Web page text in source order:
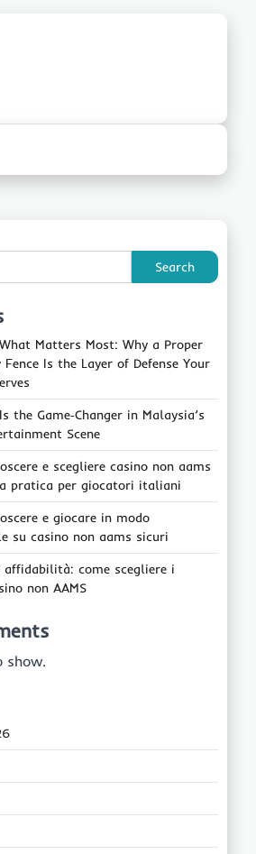
Search
Matters Most: Why a Proper
Fence Is the Layer of Defense Your
the Game‑Changer in Malaysia’s
Scene
e scegliere casino non aams
pratica per giocatori italiani
e giocare in modo
su casino non aams sicuri
affidabilità: come scegliere i
non AAMS
show.